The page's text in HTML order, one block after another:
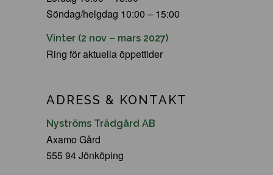
Söndag/helgdag 10:00 – 15:00
Vinter (2 nov – mars 2027)
Ring för aktuella öppettider
ADRESS & KONTAKT
Nyströms Trädgård AB
Axamo Gård
555 94 Jönköping